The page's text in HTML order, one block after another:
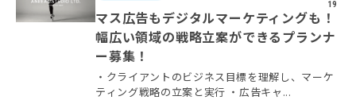
19
マス広告もデジタルマーケティングも！
幅広い領域の戦略立案ができるプランナ
ー募集！
・クライアントのビジネス目標を理解し、マーケ
ティング戦略の立案と実行 ・広告キャ...